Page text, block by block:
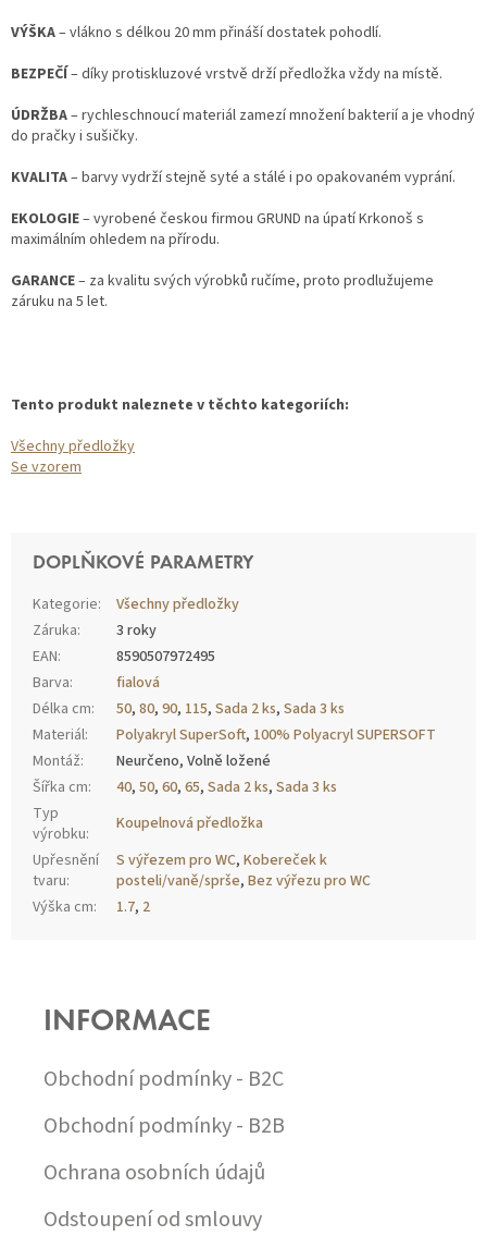
VÝŠKA– vlákno s délkou 20 mm přináší dostatek pohodlí.
BEZPEČÍ– díky protiskluzové vrstvě drží předložka vždy na místě.
ÚDRŽBA– rychleschnoucí materiál zamezí množení bakterií a je vhodný
do pračky i sušičky.
KVALITA– barvy vydrží stejně syté a stálé i po opakovaném vyprání.
EKOLOGIE– vyrobené českou firmou GRUND na úpatí Krkonoš s
maximálním ohledem na přírodu.
GARANCE– za kvalitu svých výrobků ručíme, proto prodlužujeme
záruku na 5 let.
Tento produkt naleznete v těchto kategoriích:
Všechny předložky
Se vzorem
DOPLŇKOVÉ PARAMETRY
Kategorie:
Všechny předložky
Záruka:
3 roky
EAN:
8590507972495
Barva:
fialová
Délka cm: 50, 80, 90, 115, Sada 2 ks, Sada 3 ks
Materiál: Polyakryl SuperSoft, 100% Polyacryl SUPERSOFT
Montáž:
Neurčeno, Volně ložené
Šířka cm: 40, 50, 60, 65, Sada 2 ks, Sada 3 ks
Typ
výrobku:
Koupelnová předložka
Upřesnění
tvaru:
S výřezem pro WC, Kobereček k
posteli/vaně/sprše, Bez výřezu pro WC
Výška cm: 1.7, 2
INFORMACE
Obchodní podmínky - B2C
Obchodní podmínky - B2B
Ochrana osobních údajů
Odstoupení od smlouvy